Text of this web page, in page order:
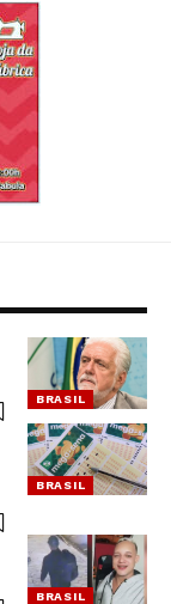
BRASIL
BRASIL
BRASIL